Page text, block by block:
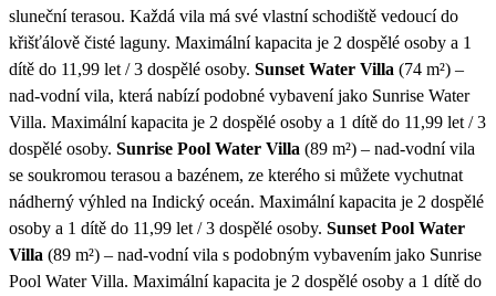
sluneční terasou. Každá vila má své vlastní schodiště vedoucí do
křišťálově čisté laguny. Maximální kapacita je 2 dospělé osoby a 1
dítě do 11,99 let / 3 dospělé osoby. Sunset Water Villa (74 m²) –
nad-vodní vila, která nabízí podobné vybavení jako Sunrise Water
Villa. Maximální kapacita je 2 dospělé osoby a 1 dítě do 11,99 let / 3
dospělé osoby. Sunrise Pool Water Villa (89 m²) – nad-vodní vila
se soukromou terasou a bazénem, ze kterého si můžete vychutnat
nádherný výhled na Indický oceán. Maximální kapacita je 2 dospělé
osoby a 1 dítě do 11,99 let / 3 dospělé osoby. Sunset Pool Water
Villa (89 m²) – nad-vodní vila s podobným vybavením jako Sunrise
Pool Water Villa. Maximální kapacita je 2 dospělé osoby a 1 dítě do